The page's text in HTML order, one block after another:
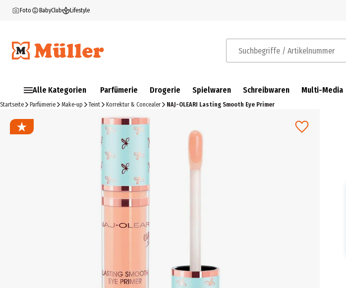
Foto BabyClub Lifestyle
Suchbegriffe / Artikelnummer
Alle Kategorien Parfümerie Drogerie Spielwaren Schreibwaren Multi-Media
Startseite Parfümerie Make-up Teint Korrektur & Concealer NAJ-OLEARI Lasting Smooth Eye Primer